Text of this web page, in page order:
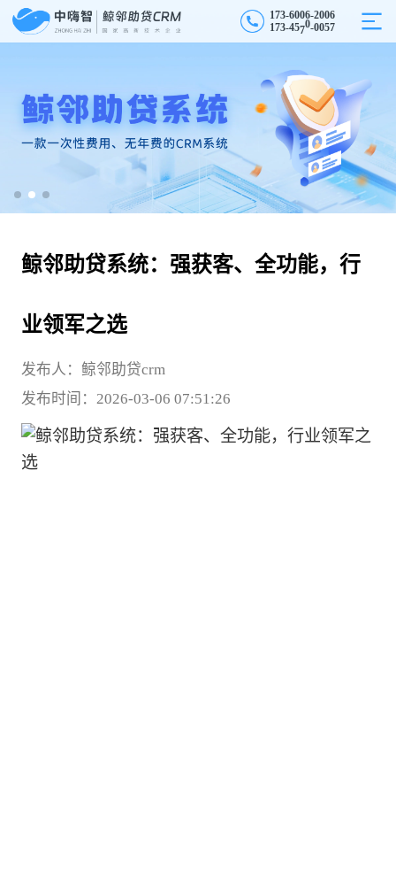
173-6006-2006
173-4570-0057
鲸邻助贷系统：强获客、全功能，行
业领军之选
发布人：鲸邻助贷crm
发布时间：2026-03-06 07:51:26